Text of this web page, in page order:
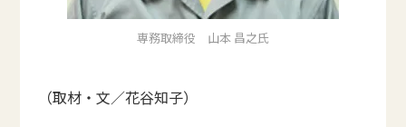
専務取締役 山本 昌之氏
（取材・文／花谷知子）